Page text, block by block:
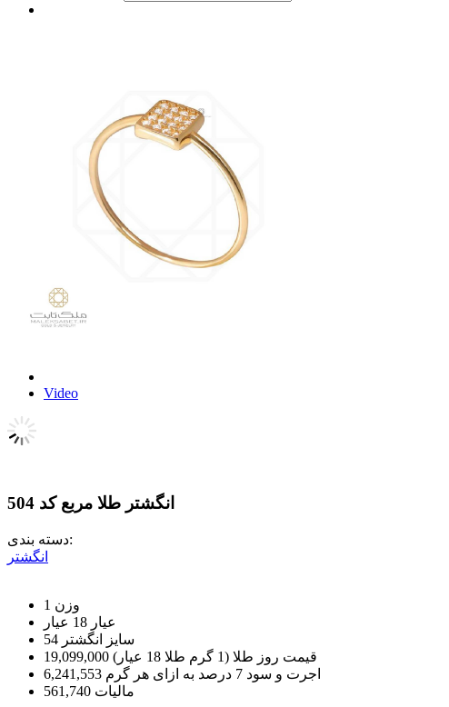
Video
انگشتر طلا مربع کد 504
دسته بندی:
انگشتر
وزن 1
عيار 18 عیار
سایز انگشتر 54
قیمت روز طلا (1 گرم طلا 18 عیار)
19,099,000
اجرت و سود 7 درصد به ازای هر گرم
6,241,553
مالیات 561,740